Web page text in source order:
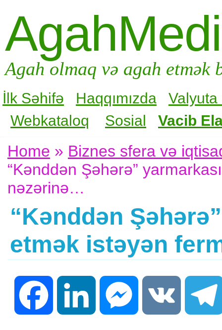
Agah olmaq və agah
İlk Səhifə Haqqımızda
Valyuta
Webkataloq
Sosial Vacib
Home » Biznes sfera və
“Kənddən Şəhərə”
nəzərinə…
“Kənddən
etmək istəyən
Facebook LinkedIn Messenger VK